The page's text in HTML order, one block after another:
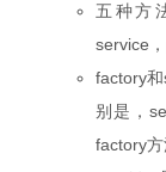
五种方
service
factory
别是，
factory